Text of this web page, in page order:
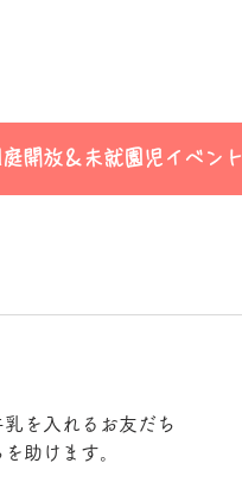
庭開放＆未就園児イベント
を入れるお友だち
助けます。